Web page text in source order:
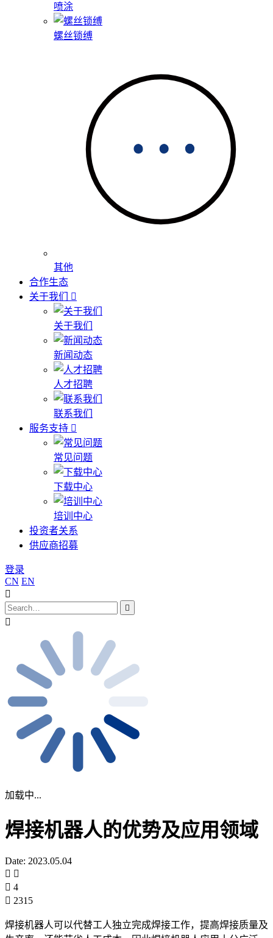
喷涂
螺丝锁缚
其他
合作生态
关于我们
关于我们
新闻动态
人才招聘
联系我们
服务支持
常见问题
下载中心
培训中心
投资者关系
供应商招募
登录
CN EN
加载中...
焊接机器人的优势及应用领域
Date: 2023.05.04
4
2315
焊接机器人可以代替工人独立完成焊接工作，提高焊接质量及